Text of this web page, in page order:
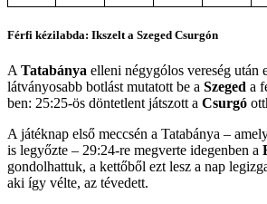
Férfi kézilabda: Ikszelt a Szeged Csurgón
A Tatabánya elleni négygólos vereség után
látványosabb botlást mutatott be a Szeged a
ben: 25:25-ös döntetlent játszott a Csurgó
A játéknap első meccsén a Tatabánya –
is legyőzte – 29:24-re megverte idegenben a
gondolhattuk, a kettőből ezt lesz a nap
aki így vélte, az tévedett.